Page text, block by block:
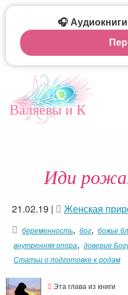
Валяевы и К
Иди
21.02.19 | Женская
беременность, бог, божье
внутренняя опора, доверие
Статьи о подготовке к родам
Эта глава из книги
🎧